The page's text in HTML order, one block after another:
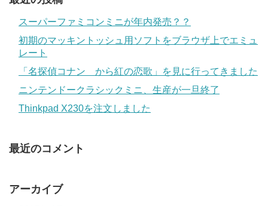
スーパーファミコンミニが年内発売？？
初期のマッキントッシュ用ソフトをブラウザ上でエミュ
レート
「名探偵コナン から紅の恋歌」を見に行ってきました
ニンテンドークラシックミニ、生産が一旦終了
Thinkpad X230を注文しました
最近のコメント
アーカイブ